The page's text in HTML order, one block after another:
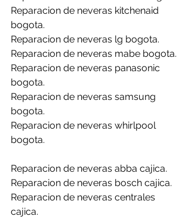
Reparacion de neveras kitchenaid
bogota.
Reparacion de neveras lg bogota.
Reparacion de neveras mabe bogota.
Reparacion de neveras panasonic
bogota.
Reparacion de neveras samsung
bogota.
Reparacion de neveras whirlpool
bogota.
Reparacion de neveras abba cajica.
Reparacion de neveras bosch cajica.
Reparacion de neveras centrales
cajica.